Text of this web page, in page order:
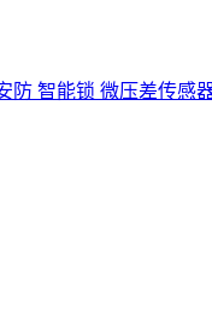
防 智能锁 微压差传感